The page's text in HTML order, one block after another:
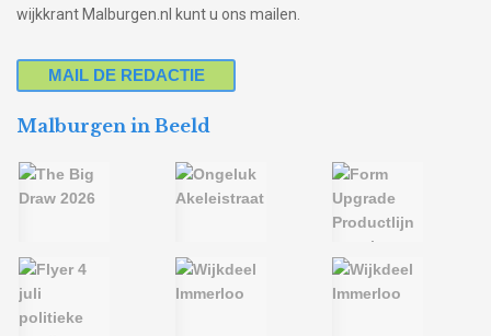
wijkkrant Malburgen.nl kunt u ons mailen.
MAIL DE REDACTIE
Malburgen in Beeld